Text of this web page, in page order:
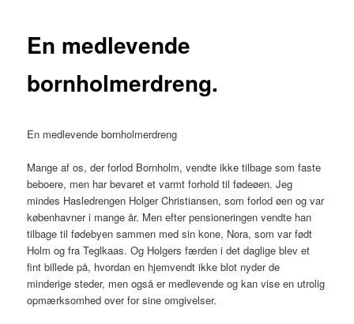
En medlevende
bornholmerdreng.
En medlevende bornholmerdreng
Mange af os, der forlod Bornholm, vendte ikke tilbage som faste
beboere, men har bevaret et varmt forhold til fødeøen. Jeg
mindes Hasledrengen Holger Christiansen, som forlod øen og var
københavner i mange år. Men efter pensioneringen vendte han
tilbage til fødebyen sammen med sin kone, Nora, som var født
Holm og fra Teglkaas. Og Holgers færden i det daglige blev et
fint billede på, hvordan en hjemvendt ikke blot nyder de
minderige steder, men også er medlevende og kan vise en utrolig
opmærksomhed over for sine omgivelser.